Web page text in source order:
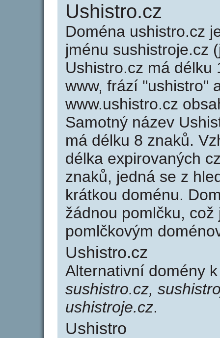
Ushistro.cz
Doména ushistro.cz
jménu sushistroje.cz
Ushistro.cz má délku
www, frází "ushistro"
www.ushistro.cz
Samotný název
má délku 8 znaků.
délka expirovaných
znaků, jedná se z
krátkou doménu.
žádnou pomlčku,
pomlčkovým
Ushistro.cz
Alternativní domény
sushistro.cz,
ushistroje.cz.
Ushistro